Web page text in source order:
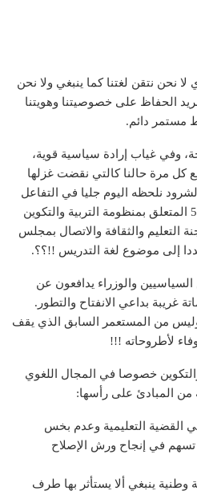
نحن نتقن لغتنا كما ينبغي ولا نحن
نريد الحفاظ على خصوصيتنا وهويتنا
مستمر دائم.
وفي غياب إرادة سياسية قوية،
كل مرة حالنا كالتي نقضت غزلها
نلحظه اليوم جليا في التفاعل
مع مشروع القانون الإطار 51.17 المتعلق بمنظومة التربية والتكوين
التعليم والثقافة والاتصال بمجلس
إلى موضوع لغة التدريس !!؟؟.
والوزراء يدافعون عن
غريبة بداعي الانفتاح والتطور.
من المستعمر السابق الذي يقف
لأطروحاته !!!
خصوصا في المجال اللغوي
من المبادئ على رأسها:
القضية التعليمية وعدم بخس
تسهم في إنجاح ورش الإصلاح
وطنية ينبغي ألا يستأثر بها طرف